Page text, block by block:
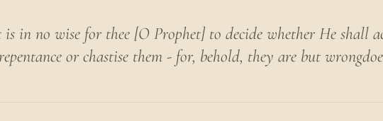
in no wise for thee [O Prophet] to decide whether He shall
repentance or chastise them - for, behold, they are but